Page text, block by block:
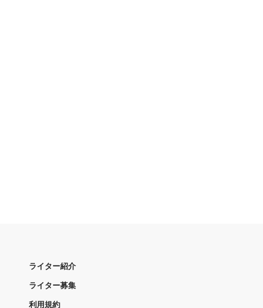
ライター紹介
ライター募集
利用規約